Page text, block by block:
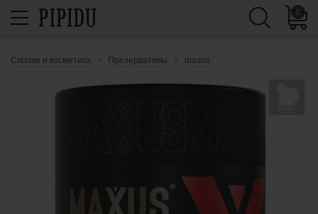
0
Смазки и косметика Презервативы maxus